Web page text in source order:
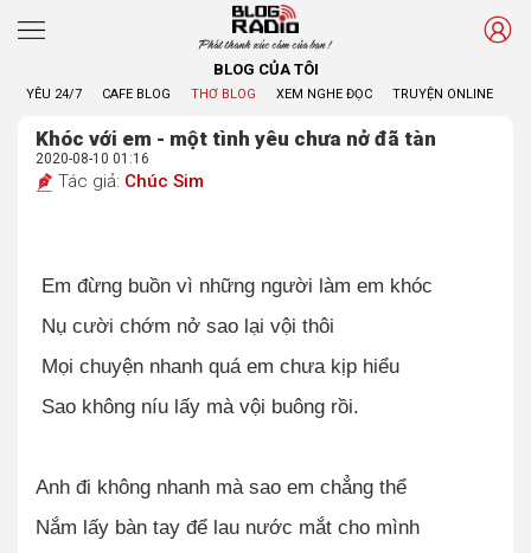
Phát thanh xúc cảm của bạn !
BLOG CỦA TÔI
YÊU 24/7 CAFE BLOG THƠ BLOG XEM NGHE ĐỌC TRUYỆN ONLINE
Khóc với em - một tình yêu chưa nở đã tàn
2020-08-10 01:16
Tác giả: Chúc Sim
Em đừng buồn vì những người làm em khóc
Nụ cười chớm nở sao lại vội thôi
Mọi chuyện nhanh quá em chưa kịp hiểu
Sao không níu lấy mà vội buông rồi.
Anh đi không nhanh mà sao em chẳng thể
Nắm lấy bàn tay để lau nước mắt cho mình